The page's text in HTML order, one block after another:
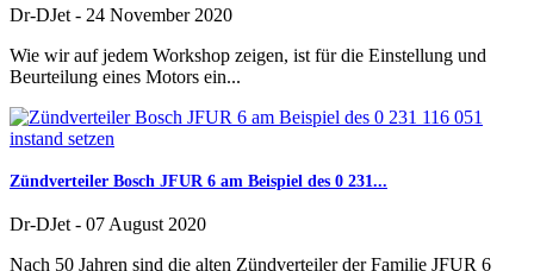
Dr-DJet - 24 November 2020
Wie wir auf jedem Workshop zeigen, ist für die Einstellung und
Beurteilung eines Motors ein...
Zündverteiler Bosch JFUR 6 am Beispiel des 0 231...
Dr-DJet - 07 August 2020
Nach 50 Jahren sind die alten Zündverteiler der Familie JFUR 6